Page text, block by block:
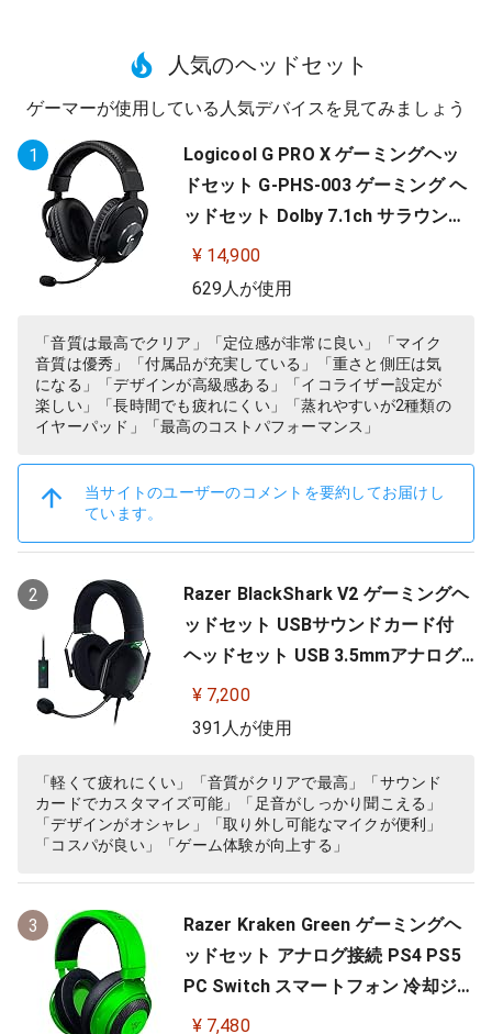
人気のヘッドセット
ゲーマーが使用している人気デバイスを見てみましょう
1
Logicool G PRO X ゲーミングヘッ
ドセット G-PHS-003 ゲーミング ヘ
ッドセット Dolby 7.1ch サラウンド
サウンド 3.5mm 有線 マイク付き Bl
ue VO!CE搭載 軽量 PS5 PS4 PC win
ック 国内正規品 【 ファイナルファ
ンタジー XIV 推奨モデル 】
¥ 14,900
629人が使用
「音質は最高でクリア」「定位感が非常に良い」「マイク
音質は優秀」「付属品が充実している」「重さと側圧は気
になる」「デザインが高級感ある」「イコライザー設定が
楽しい」「長時間でも疲れにくい」「蒸れやすいが2種類の
イヤーパッド」「最高のコストパフォーマンス」
当サイトのユーザーのコメントを要約してお届けし
ています。
2
Razer BlackShark V2 ゲーミングヘ
ッドセット USBサウンドカード付
ヘッドセット USB 3.5mmアナログ
THX 7.1ch 立体音響 特許技術採用チ
タンコート50mmドライバー 単一指
高遮音性イヤーカップ 軽量262g PC
PS4 PS5 Nintendo Switch 【日本…
¥ 7,200
391人が使用
「軽くて疲れにくい」「音質がクリアで最高」「サウンド
カードでカスタマイズ可能」「足音がしっかり聞こえる」
「デザインがオシャレ」「取り外し可能なマイクが便利」
「コスパが良い」「ゲーム体験が向上する」
3
Razer Kraken Green ゲーミングヘ
ッドセット アナログ接続 PS4 PS5
PC Switch スマートフォン 冷却ジェ
ルパッド 【日本正規代理店保証品】
¥ 7,480